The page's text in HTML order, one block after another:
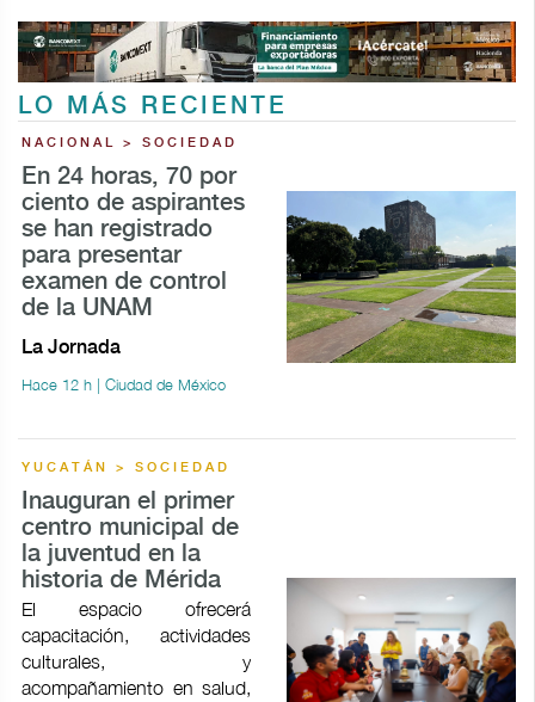
LO MÁS RECIENTE
NACIONAL > SOCIEDAD
En 24 horas, 70 por
ciento de aspirantes
se han registrado
para presentar
examen de control
de la UNAM
La Jornada
Hace 12 h | Ciudad de México
YUCATÁN > SOCIEDAD
Inauguran el primer
centro municipal de
la juventud en la
historia de Mérida
El espacio ofrecerá
capacitación, actividades
culturales, y
acompañamiento en salud,